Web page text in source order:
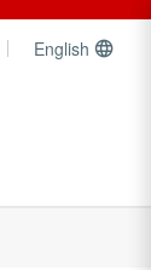
English